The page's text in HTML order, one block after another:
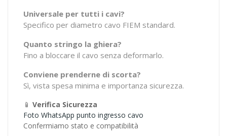
Universale per tutti i cavi?
Specifico per diametro cavo FIEM standard.
Quanto stringo la ghiera?
Fino a bloccare il cavo senza deformarlo.
Conviene prenderne di scorta?
Sì, vista spesa minima e importanza sicurezza.
📱 Verifica Sicurezza
Foto WhatsApp punto ingresso cavo
Confermiamo stato e compatibilità